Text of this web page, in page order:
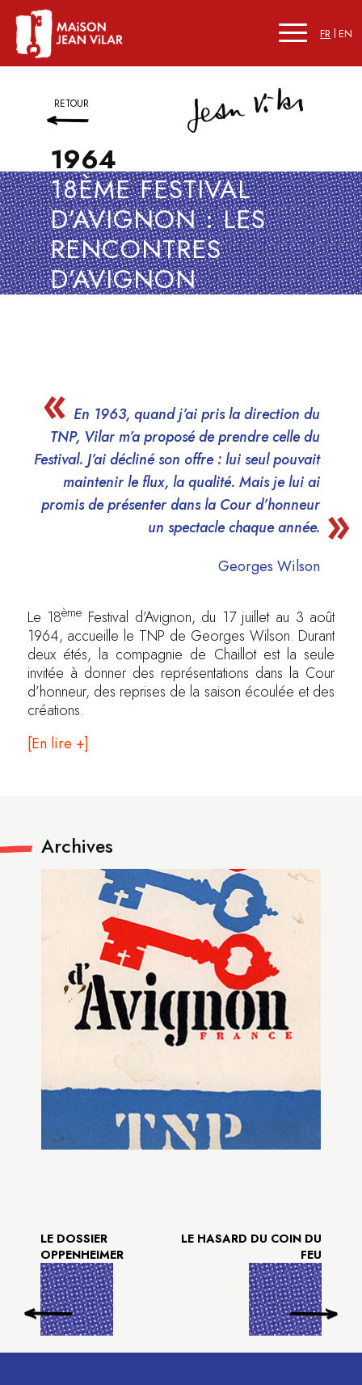
FR EN
RETOUR
1964
18ÈME FESTIVAL
D’AVIGNON : LES
RENCONTRES
D’AVIGNON
En 1963, quand j’ai pris la direction du
TNP, Vilar m’a proposé de prendre celle du
Festival. J’ai décliné son offre : lui seul pouvait
maintenir le flux, la qualité. Mais je lui ai
promis de présenter dans la Cour d’honneur
un spectacle chaque année.
Georges Wilson
Le 18ème Festival d’Avignon, du 17 juillet au 3 août
1964, accueille le TNP de Georges Wilson. Durant
deux étés, la compagnie de Chaillot est la seule
invitée à donner des représentations dans la Cour
d’honneur, des reprises de la saison écoulée et des
créations.
[En lire +]
Archives
LE DOSSIER
OPPENHEIMER
LE HASARD DU COIN DU
FEU